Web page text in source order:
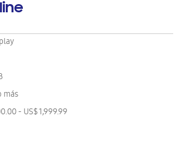
más
- US$ 1,999.99